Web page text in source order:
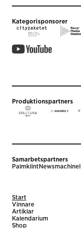
Kategorisponsorer
Produktionspartners
Samarbetspartners
PalmklintNewsmachine
Start
Vinnare
Artiklar
Kalendarium
Shop